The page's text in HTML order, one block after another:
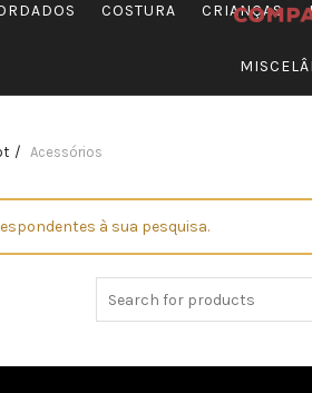
COSTURA CRIANÇAS
Acessórios
à sua pesquisa.